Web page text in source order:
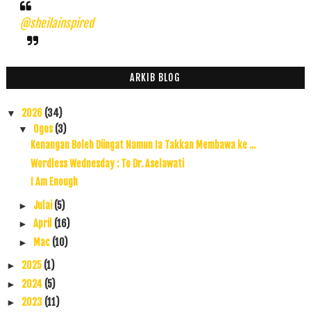
@sheilainspired
ARKIB BLOG
▼ 2026 (34)
▼ Ogos(3)
Kenangan Boleh Diingat Namun Ia Takkan Membawa ke ...
Wordless Wednesday : To Dr. Aselawati
I Am Enough
► Julai(5)
► April (16)
► Mac (10)
► 2025 (1)
► 2024 (5)
► 2023 (11)